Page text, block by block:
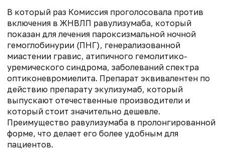
В который раз Комиссия проголосовала против
включения в ЖНВЛП равулизумаба, который
показан для лечения пароксизмальной ночной
гемоглобинурии (ПНГ), генерализованной
миастении гравис, атипичного гемолитико-
уремического синдрома, заболеваний спектра
оптиконевромиелита. Препарат эквивалентен по
действию препарату экулизумаб, который
выпускают отечественные производители и
который стоит значительно дешевле.
Преимущество равулизумаба в пролонгированной
форме, что делает его более удобным для
пациентов.